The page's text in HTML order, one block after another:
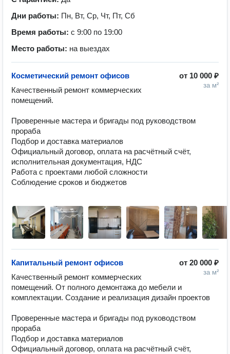
Дни работы: Пн, Вт, Ср, Чт, Пт, Сб
Время работы: с 9:00 по 19:00
Место работы: на выездах
от 10 000 ₽
за м²
Косметический ремонт офисов
Качественный ремонт коммерческих
помещений.
Проверенные мастера и бригады под руководством
прораба
Подбор и доставка материалов
Официальный договор, оплата на расчётный счёт,
исполнительная документация, НДС
Работа с проектами любой сложности
Соблюдение сроков и бюджетов
от 20 000 ₽
за м²
Капитальный ремонт офисов
Качественный ремонт коммерческих
помещений. От полного демонтажа до мебели и
комплектации. Создание и реализация дизайн проектов
Проверенные мастера и бригады под руководством
прораба
Подбор и доставка материалов
Официальный договор, оплата на расчётный счёт,